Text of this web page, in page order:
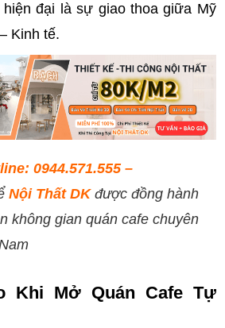
đại là sự giao thoa giữa Mỹ
Kinh tế.
0944.571.555 –
Nội Thất DKđược đồng hành
không gian quán cafe chuyên
Khi Mở Quán Cafe Tự